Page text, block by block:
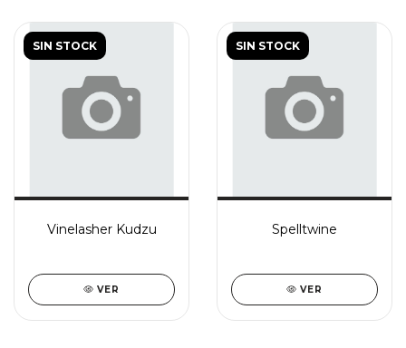
SIN STOCK
Vinelasher Kudzu
VER
SIN STOCK
Spelltwine
VER